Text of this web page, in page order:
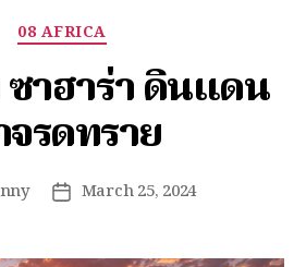
08 AFRICA
ซาฮาร่า ดินแดน
รดทราย
March 25, 2024